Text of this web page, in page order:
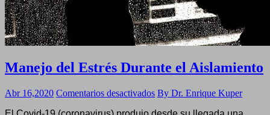
Manejo del Estrés Durante el Aislamiento
Abr 16,2020 Comentarios desactivadosen
By Dr. Enrique Kuper